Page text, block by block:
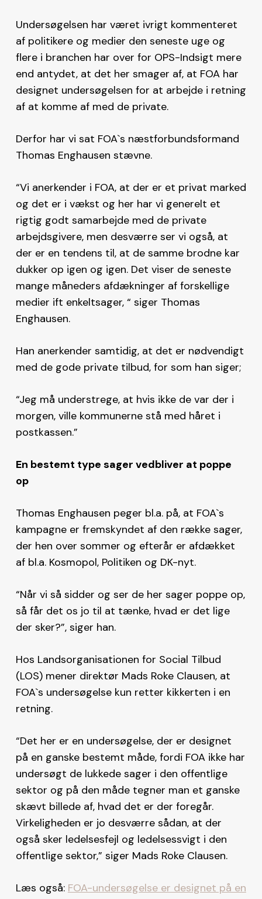
Undersøgelsen har været ivrigt kommenteret
af politikere og medier den seneste uge og
flere i branchen har over for OPS-Indsigt mere
end antydet, at det her smager af, at FOA har
designet undersøgelsen for at arbejde i retning
af at komme af med de private.
Derfor har vi sat FOA`s næstforbundsformand
Thomas Enghausen stævne.
“Vi anerkender i FOA, at der er et privat marked
og det er i vækst og her har vi generelt et
rigtig godt samarbejde med de private
arbejdsgivere, men desværre ser vi også, at
der er en tendens til, at de samme brodne kar
dukker op igen og igen. Det viser de seneste
mange måneders afdækninger af forskellige
medier ift enkeltsager, “ siger Thomas
Enghausen.
Han anerkender samtidig, at det er nødvendigt
med de gode private tilbud, for som han siger;
“Jeg må understrege, at hvis ikke de var der i
morgen, ville kommunerne stå med håret i
postkassen.”
En bestemt type sager vedbliver at poppe
op
Thomas Enghausen peger bl.a. på, at FOA`s
kampagne er fremskyndet af den række sager,
der hen over sommer og efterår er afdækket
af bl.a. Kosmopol, Politiken og DK-nyt.
“Når vi så sidder og ser de her sager poppe op,
så får det os jo til at tænke, hvad er det lige
der sker?”, siger han.
Hos Landsorganisationen for Social Tilbud
(LOS) mener direktør Mads Roke Clausen, at
FOA`s undersøgelse kun retter kikkerten i en
retning.
“Det her er en undersøgelse, der er designet
på en ganske bestemt måde, fordi FOA ikke har
undersøgt de lukkede sager i den offentlige
sektor og på den måde tegner man et ganske
skævt billede af, hvad det er der foregår.
Virkeligheden er jo desværre sådan, at der
også sker ledelsesfejl og ledelsessvigt i den
offentlige sektor,” siger Mads Roke Clausen.
Læs også: FOA-undersøgelse er designet på en